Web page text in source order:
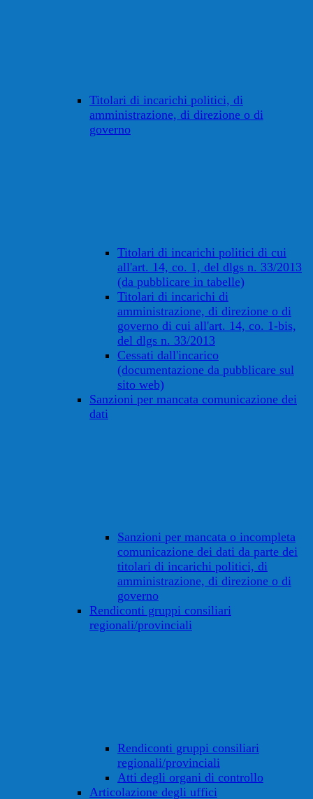
Titolari di incarichi politici, di
amministrazione, di direzione o di
governo
Titolari di incarichi politici di cui
all'art. 14, co. 1, del dlgs n. 33/2013
(da pubblicare in tabelle)
Titolari di incarichi di
amministrazione, di direzione o di
governo di cui all'art. 14, co. 1-bis,
del dlgs n. 33/2013
Cessati dall'incarico
(documentazione da pubblicare sul
sito web)
Sanzioni per mancata comunicazione dei
dati
Sanzioni per mancata o incompleta
comunicazione dei dati da parte dei
titolari di incarichi politici, di
amministrazione, di direzione o di
governo
Rendiconti gruppi consiliari
regionali/provinciali
Rendiconti gruppi consiliari
regionali/provinciali
Atti degli organi di controllo
Articolazione degli uffici